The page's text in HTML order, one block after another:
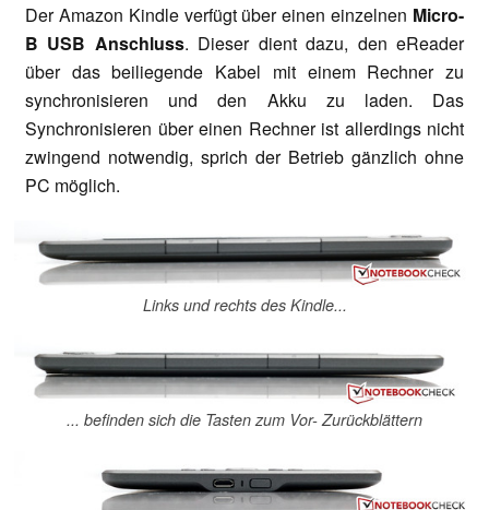
Der Amazon Kindle verfügt über einen einzelnen Micro-
B USB Anschluss. Dieser dient dazu, den eReader
über das beiliegende Kabel mit einem Rechner zu
synchronisieren und den Akku zu laden. Das
Synchronisieren über einen Rechner ist allerdings nicht
zwingend notwendig, sprich der Betrieb gänzlich ohne
PC möglich.
Links und rechts des Kindle...
... befinden sich die Tasten zum Vor- Zurückblättern